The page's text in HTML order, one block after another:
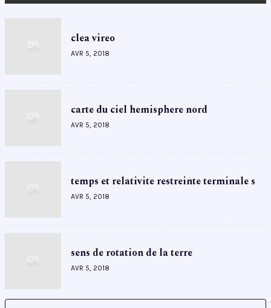
clea vireo
AVR 5, 2018
carte du ciel hemisphere nord
AVR 5, 2018
temps et relativite restreinte terminale s
AVR 5, 2018
sens de rotation de la terre
AVR 5, 2018